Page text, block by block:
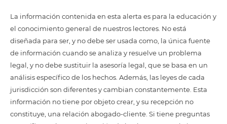
La información contenida en esta alerta es para la educación y
el conocimiento general de nuestros lectores. No está
diseñada para ser, y no debe ser usada como, la única fuente
de información cuando se analiza y resuelve un problema
legal, y no debe sustituir la asesoría legal, que se basa en un
análisis específico de los hechos. Además, las leyes de cada
jurisdicción son diferentes y cambian constantemente. Esta
información no tiene por objeto crear, y su recepción no
constituye, una relación abogado-cliente. Si tiene preguntas